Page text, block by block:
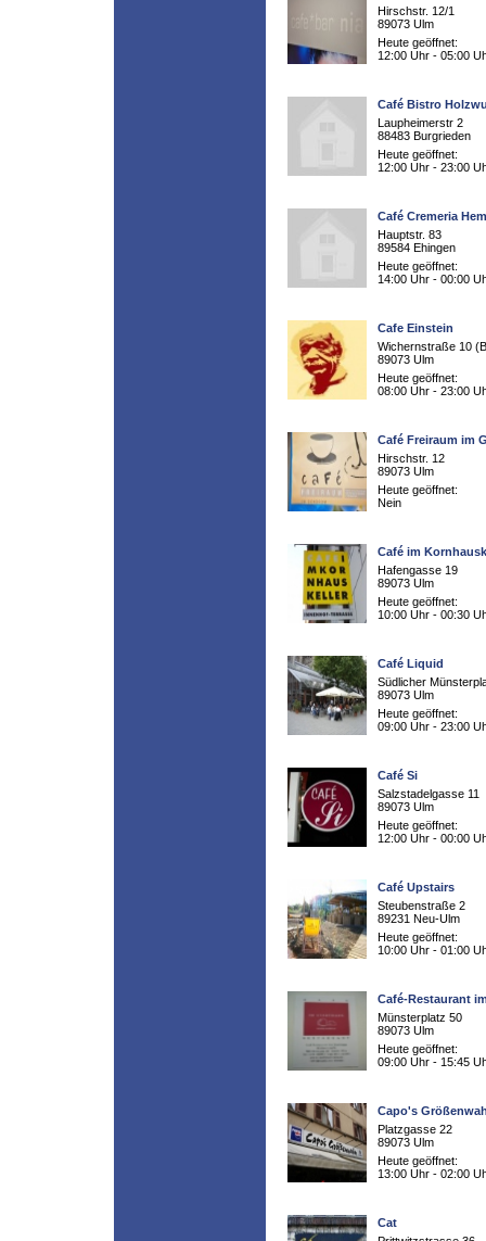
Hirschstr. 12/1
89073 Ulm
Heute geöffnet:
12:00 Uhr - 05:00
Café Bistro
Laupheimerstr 2
88483 Burgrieden
Heute geöffnet:
12:00 Uhr - 23:00
Café Cremeria
Hauptstr. 83
89584 Ehingen
Heute geöffnet:
14:00 Uhr - 00:00
Cafe Einstein
Wichernstraße 10
89073 Ulm
Heute geöffnet:
08:00 Uhr - 23:00
Café Freiraum im
Hirschstr. 12
89073 Ulm
Heute geöffnet:
Nein
Café im
Hafengasse 19
89073 Ulm
Heute geöffnet:
10:00 Uhr - 00:30
Café Liquid
Südlicher
89073 Ulm
Heute geöffnet:
09:00 Uhr - 23:00
Café Si
Salzstadelgasse 11
89073 Ulm
Heute geöffnet:
12:00 Uhr - 00:00
Café Upstairs
Steubenstraße 2
89231 Neu-Ulm
Heute geöffnet:
10:00 Uhr - 01:00
Café-Restaurant
Münsterplatz 50
89073 Ulm
Heute geöffnet:
09:00 Uhr - 15:45
Capo's
Platzgasse 22
89073 Ulm
Heute geöffnet:
13:00 Uhr - 02:00
Cat